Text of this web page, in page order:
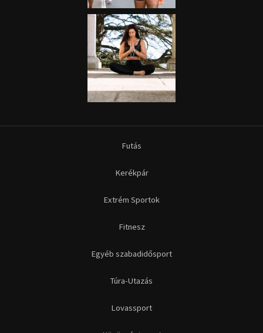
Futás
Kerékpár
Extrém Sportok
Fitnesz
Egyéb szabadidősport
Túra-Utazás
Lovassport